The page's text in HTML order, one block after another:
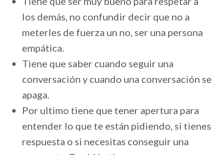
los demás, no confundir decir que no a
meterles de fuerza un no, ser una persona
empática.
Tiene que saber cuando seguir una
conversación y cuando una conversación se
apaga.
Por ultimo tiene que tener apertura para
entender lo que te están pidiendo, si tienes
respuesta o si necesitas conseguir una